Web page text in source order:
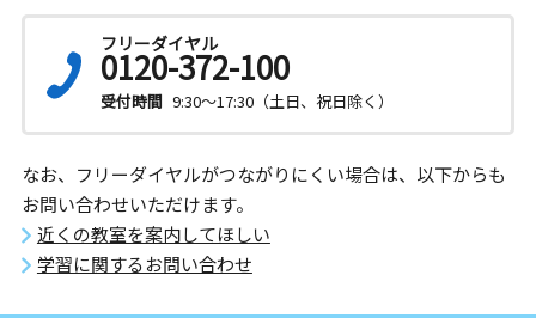
フリーダイヤル
0120-372-100
受付時間 9:30～17:30（土日、祝日除く）
なお、フリーダイヤルがつながりにくい場合は、以下からも
お問い合わせいただけます。
近くの教室を案内してほしい
学習に関するお問い合わせ